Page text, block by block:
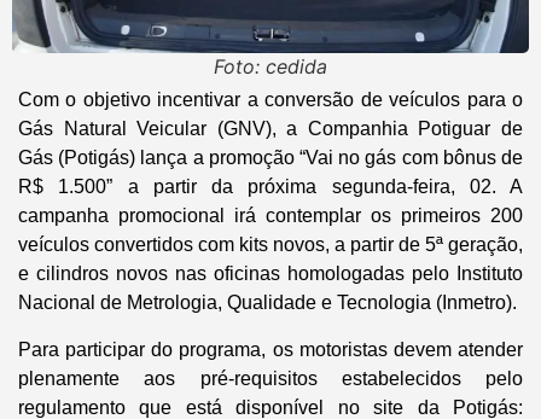
Foto: cedida
Com o objetivo incentivar a conversão de veículos para o
Gás Natural Veicular (GNV), a Companhia Potiguar de
Gás (Potigás) lança a promoção “Vai no gás com bônus de
R$ 1.500” a partir da próxima segunda-feira, 02. A
campanha promocional irá contemplar os primeiros 200
veículos convertidos com kits novos, a partir de 5ª geração,
e cilindros novos nas oficinas homologadas pelo Instituto
Nacional de Metrologia, Qualidade e Tecnologia (Inmetro).
Para participar do programa, os motoristas devem atender
plenamente aos pré-requisitos estabelecidos pelo
regulamento que está disponível no site da Potigás: